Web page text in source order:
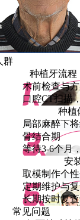
群
种植牙流程
术前检查与
口腔CT扫描
种植
局部麻醉下
骨结合期
等待3-6个月
安
取模制作个
定期维护与
长期按时复
常见问题